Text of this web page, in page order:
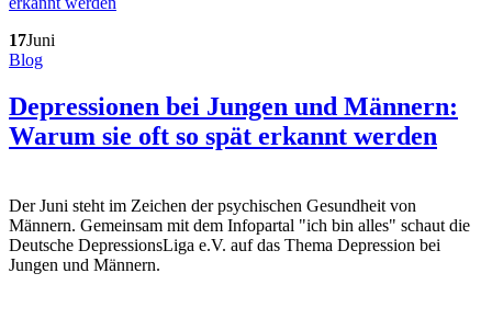
17Juni
Blog
Depressionen bei Jungen und Männern:
Warum sie oft so spät erkannt werden
Der Juni steht im Zeichen der psychischen Gesundheit von
Männern. Gemeinsam mit dem Infopartal "ich bin alles" schaut die
Deutsche DepressionsLiga e.V. auf das Thema Depression bei
Jungen und Männern.